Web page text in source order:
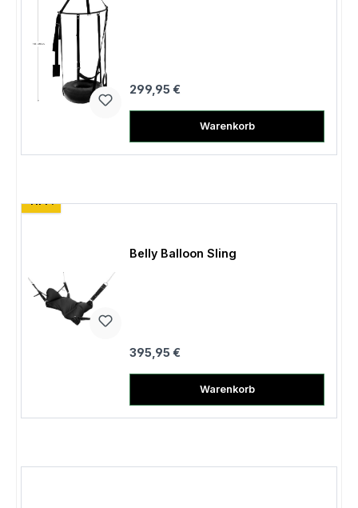
Regulärer Preis:
299,95 €
Warenkorb
TIPP!
Belly Balloon Sling
Regulärer Preis:
395,95 €
Warenkorb